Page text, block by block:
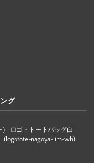
グ
ロゴ・トートバッグ白
(logotote-nagoya-lim-wh)